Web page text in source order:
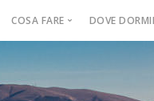
COSA FARE
Escursioni
DOVE
Bed &